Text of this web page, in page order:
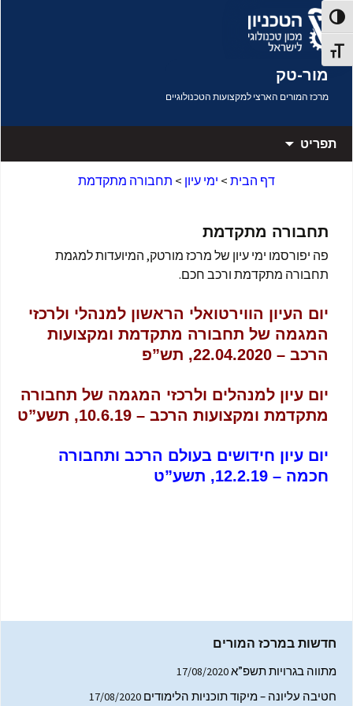
דלג לתוכן
הפעל/כבה ניגודיות גבוהה
מתג גודל גופן
מור-טק
מרכז המורים הארצי למקצועות הטכנולוגיים
תפריט
דף הבית > ימי עיון > תחבורה מתקדמת
תחבורה מתקדמת
פה יפורסמו ימי עיון של מרכז מורטק, המיועדות למגמת
תחבורה מתקדמת ורכב חכם.
יום העיון הווירטואלי הראשון למנהלי ולרכזי
המגמה של תחבורה מתקדמת ומקצועות
הרכב – 22.04.2020, תש”פ
יום עיון למנהלים ולרכזי המגמה של תחבורה
מתקדמת ומקצועות הרכב – 10.6.19, תשע”ט
יום עיון חידושים בעולם הרכב ותחבורה
חכמה – 12.2.19, תשע”ט
חדשות במרכז המורים
מתווה בגרויות תשפ”א17/08/2020
חטיבה עליונה – מיקוד תוכניות הלימודים 17/08/2020